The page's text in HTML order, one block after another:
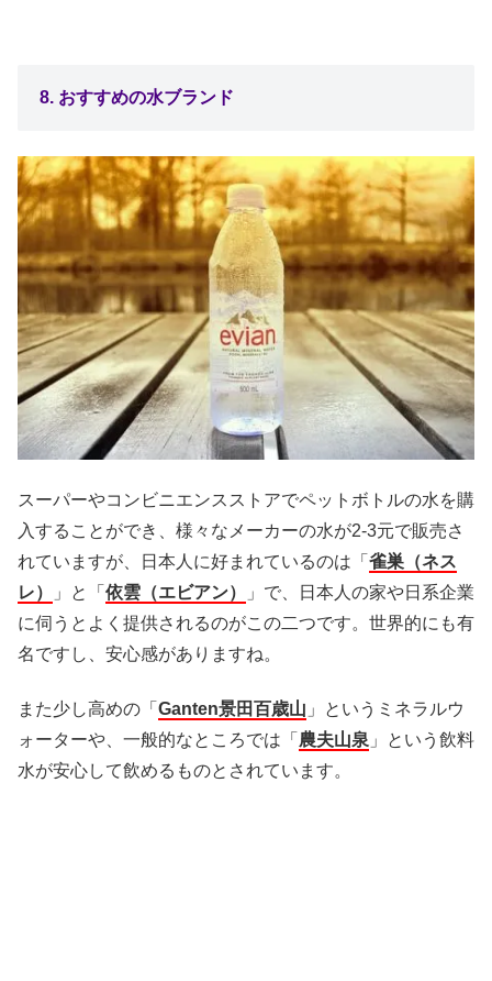
8. おすすめの水ブランド
スーパーやコンビニエンスストアでペットボトルの水を購
入することができ、様々なメーカーの水が2-3元で販売さ
れていますが、日本人に好まれているのは「 雀巣（ネス
レ）
」と「 依雲（エビアン）
」で、日本人の家や日系企業
に伺うとよく提供されるのがこの二つです。世界的にも有
名ですし、安心感がありますね。
また少し高めの「 Ganten景田百歳山 」というミネラルウ
ォーターや、一般的なところでは「 農夫山泉 」という飲料
水が安心して飲めるものとされています。